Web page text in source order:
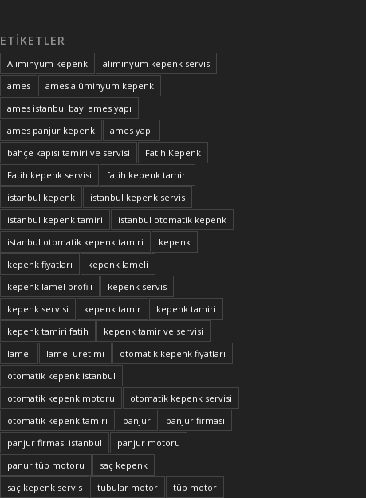
ETIKETLER
Aliminyum kepenk
aliminyum kepenk servis
ames
ames alüminyum kepenk
ames istanbul bayi ames yapı
ames panjur kepenk
ames yapı
bahçe kapısı tamiri ve servisi
Fatih Kepenk
Fatih kepenk servisi
fatih kepenk tamiri
istanbul kepenk
istanbul kepenk servis
istanbul kepenk tamiri
istanbul otomatik kepenk
istanbul otomatik kepenk tamiri
kepenk
kepenk fiyatları
kepenk lameli
kepenk lamel profili
kepenk servis
kepenk servisi
kepenk tamir
kepenk tamiri
kepenk tamiri fatih
kepenk tamir ve servisi
lamel
lamel üretimi
otomatik kepenk fiyatları
otomatik kepenk istanbul
otomatik kepenk motoru
otomatik kepenk servisi
otomatik kepenk tamiri
panjur
panjur firması
panjur firması istanbul
panjur motoru
panur tüp motoru
saç kepenk
saç kepenk servis
tubular motor tüp motor